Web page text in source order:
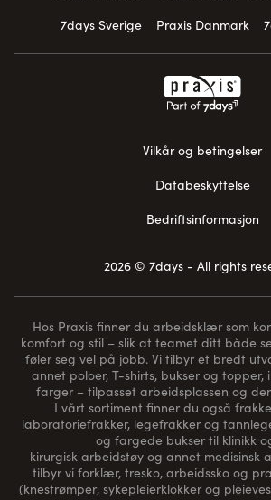
7days Sverige
Praxis Danmark
Vilkår og betingelser
Databeskyttelse
Bedriftsinformasjon
2026 © 7days - All rights
Hos Praxis finner du arbeidsklær som
komfort og stil – slik at teamet ditt både
føler seg vel på jobb. Vi tilbyr et bredt
annet poloer, T-shirts, bukser og
farger – tilpasset arbeidsplassen og
I vårt sortiment finner du også
laboratoriefrakker, legefrakker og
og fargede bukser til klinikk
kirurgisk arbeidstøy og annet medisinsk
tilbyr vi forklær, tresko, arbeidssko og
(knestrømper, sykepleierklokker og